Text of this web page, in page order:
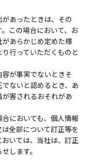
あったときは、その
この場合において、お
あらかじめ定めた様
行っていただくものと
が事実でないときそ
ないと認めるとき、あ
害されるおそれがあ
においても、個人情報
全部について訂正等を
いては、当社は、訂正
します。